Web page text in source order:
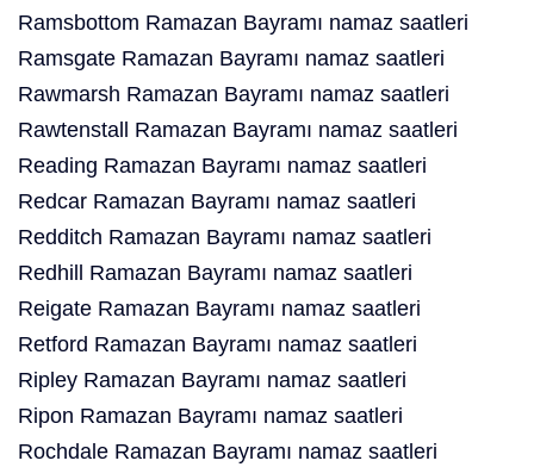
Ramsbottom Ramazan Bayramı namaz saatleri
Ramsgate Ramazan Bayramı namaz saatleri
Rawmarsh Ramazan Bayramı namaz saatleri
Rawtenstall Ramazan Bayramı namaz saatleri
Reading Ramazan Bayramı namaz saatleri
Redcar Ramazan Bayramı namaz saatleri
Redditch Ramazan Bayramı namaz saatleri
Redhill Ramazan Bayramı namaz saatleri
Reigate Ramazan Bayramı namaz saatleri
Retford Ramazan Bayramı namaz saatleri
Ripley Ramazan Bayramı namaz saatleri
Ripon Ramazan Bayramı namaz saatleri
Rochdale Ramazan Bayramı namaz saatleri